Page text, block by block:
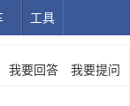
工具
我要回答 我要提问